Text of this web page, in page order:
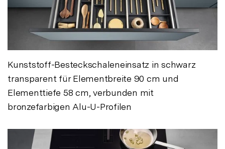
Kunststoff-Besteckschaleneinsatz in schwarz
transparent für Elementbreite 90 cm und
Elementtiefe 58 cm, verbunden mit
bronzefarbigen Alu-U-Profilen